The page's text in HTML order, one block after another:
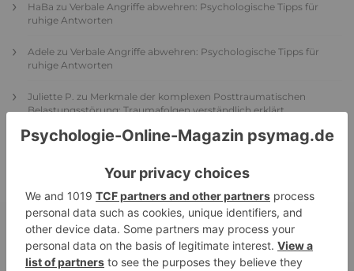
HaBa zu Verbale Angriffe abwehren: Psychologische Tipps für
ruhige Antworten
Adele zu Verbale Angriffe abwehren: Psychologische Tipps für
ruhige Antworten
Juliette P. zu Merkmale der komplexen Posttraumatischen
Belastungsstörung: Traumafolgen verständlich erklärt
AnsgarzuElternteil narzisstisch: So sieht dein heutiges Leben
DIE BELIEBTESTEN ARTIKEL